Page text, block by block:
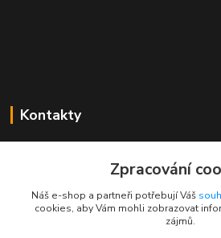
Kontakty
+420 725 613 837
info@rajklubicek.cz
Zpracování
Náš e-shop a partneři potřebují Váš
cookies, aby Vám mohli zobrazovat
zájmů.